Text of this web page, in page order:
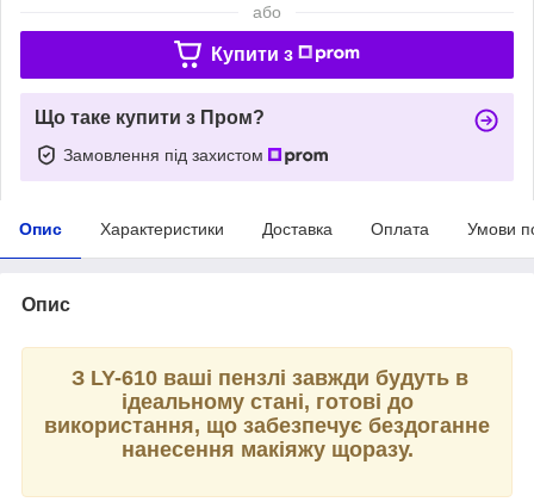
або
Купити з
Що таке купити з Пром?
Замовлення під захистом
Опис Характеристики Доставка Оплата Умови
Опис
З LY-610 ваші пензлі завжди будуть в
ідеальному стані, готові до
використання, що забезпечує бездоганне
нанесення макіяжу щоразу.